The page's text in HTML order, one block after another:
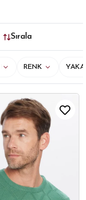
Sırala
RENK